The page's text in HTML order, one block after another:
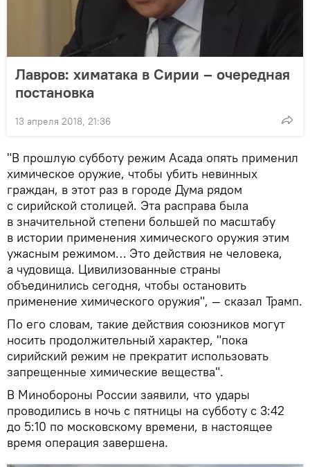
Лавров: химатака в Сирии – очередная
постановка
13 апреля 2018, 21:36
"В прошлую субботу режим Асада опять применил
химическое оружие, чтобы убить невинных
граждан, в этот раз в городе Дума рядом
с сирийской столицей. Эта расправа была
в значительной степени большей по масштабу
в истории применения химического оружия этим
ужасным режимом… Это действия не человека,
а чудовища. Цивилизованные страны
объединились сегодня, чтобы остановить
применение химического оружия", — сказал Трамп.
По его словам, такие действия союзников могут
носить продолжительный характер, "пока
сирийский режим не прекратит использовать
запрещенные химические вещества".
В Минобороны России заявили, что удары
проводились в ночь с пятницы на субботу с 3:42
до 5:10 по московскому времени, в настоящее
время операция завершена.